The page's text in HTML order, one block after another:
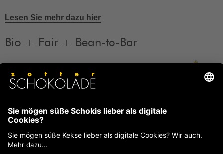
Lesen Sie mehr dazu hier
Bio + Fair + Bean-to-Bar
Informationen